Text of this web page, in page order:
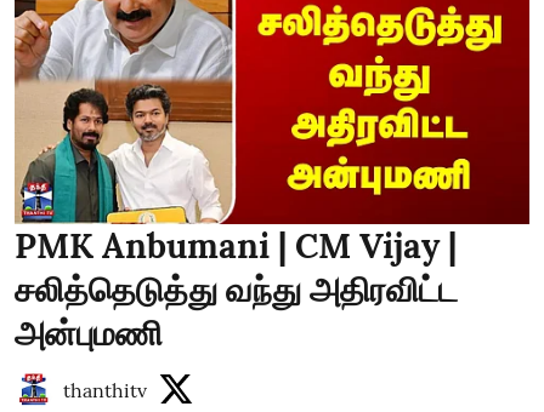
PMK Anbumani | CM Vijay |
சலித்தெடுத்து வந்து அதிரவிட்ட
அன்புமணி
thanthitv